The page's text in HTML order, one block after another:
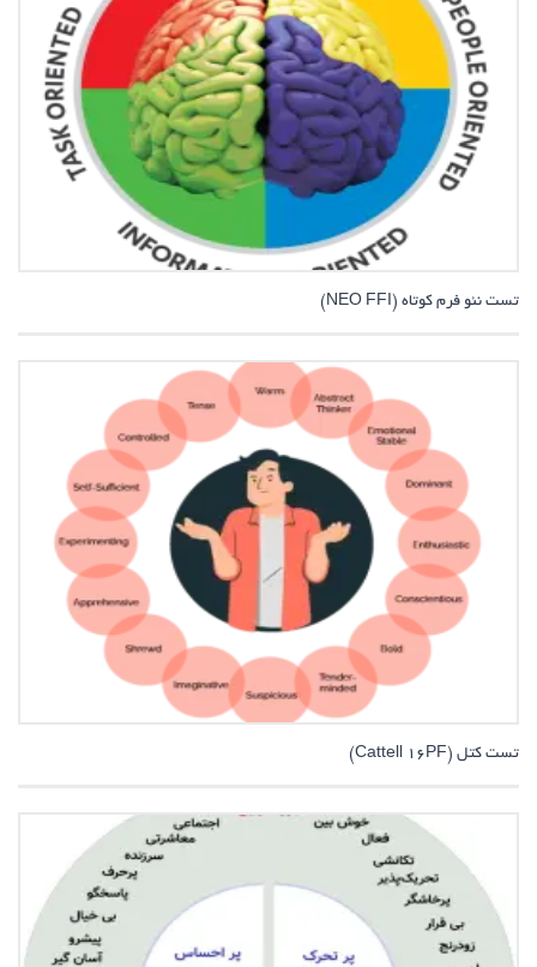
تست نئو فرم کوتاه (NEO FFI)
تست کتل (Cattell 16PF)